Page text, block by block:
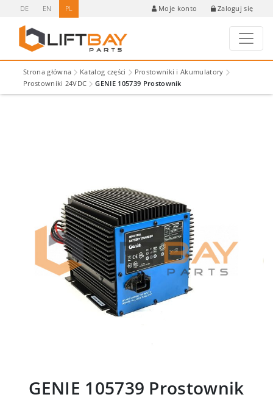
DE EN PL Moje konto Zaloguj się
Strona główna Katalog części
Prostowniki i Akumulatory
Prostowniki 24VDC
GENIE 105739 Prostownik
GENIE 105739 Prostownik